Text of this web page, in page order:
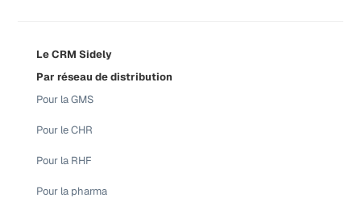
Le CRM Sidely
Par réseau de distribution
Pour la GMS
Pour le CHR
Pour la RHF
Pour la pharma